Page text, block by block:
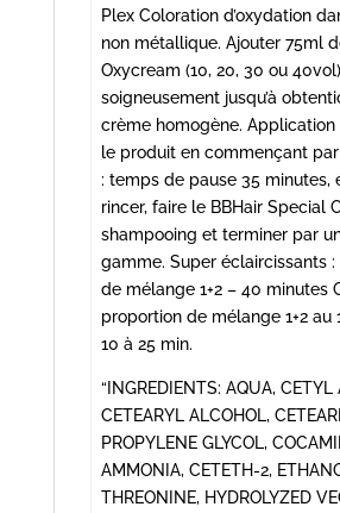
Plex Coloration d’oxydation
non métallique. Ajouter 75ml
Oxycream (10, 20, 30 ou
soigneusement jusqu’à
crème homogène.
le produit en commençant
: temps de pause 35 minutes,
rincer, faire le BBHair Special
shampooing et terminer par
gamme. Super éclaircissants
de mélange 1+2 – 40 minutes
proportion de mélange 1+2 au
10 à 25 min.
“INGREDIENTS: AQUA, CETYL
CETEARYL ALCOHOL,
PROPYLENE GLYCOL,
AMMONIA, CETETH-2,
THREONINE, HYDROLYZED